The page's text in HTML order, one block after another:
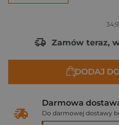
Zamów teraz,
DODAJ
Darmowa
Do darmowej dostawy